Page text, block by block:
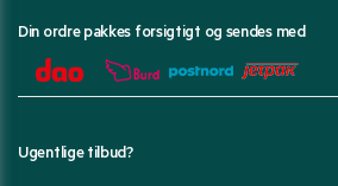
Din ordre pakkes forsigtigt og sendes med
Ugentlige tilbud?